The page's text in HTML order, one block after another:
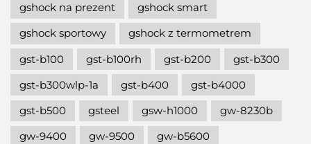
gshock na prezent
gshock smart
gshock sportowy
gshock z termometrem
gst-b100
gst-b100rh gst-b200
gst-b300
gst-b300wlp-1a
gst-b400
gst-b4000
gst-b500
gsteel gsw-h1000
gw-8230b
gw-9400
gw-9500
gw-b5600